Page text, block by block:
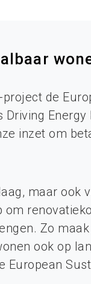
de
Energy
inzet om
maar ook
Zo
ook op
European